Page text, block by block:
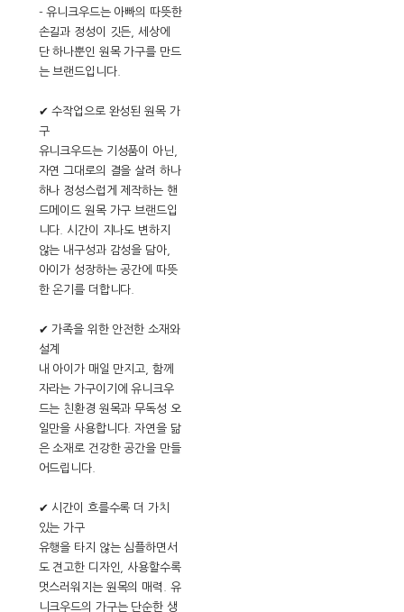
- 유니크우드는 아빠의 따뜻한
손길과 정성이 깃든, 세상에
단 하나뿐인 원목 가구를 만드
는 브랜드입니다.
✔ 수작업으로 완성된 원목 가
구
유니크우드는 기성품이 아닌,
자연 그대로의 결을 살려 하나
하나 정성스럽게 제작하는 핸
드메이드 원목 가구 브랜드입
니다. 시간이 지나도 변하지
않는 내구성과 감성을 담아,
아이가 성장하는 공간에 따뜻
한 온기를 더합니다.
✔ 가족을 위한 안전한 소재와
설계
내 아이가 매일 만지고, 함께
자라는 가구이기에 유니크우
드는 친환경 원목과 무독성 오
일만을 사용합니다. 자연을 닮
은 소재로 건강한 공간을 만들
어드립니다.
✔ 시간이 흐를수록 더 가치
있는 가구
유행을 타지 않는 심플하면서
도 견고한 디자인, 사용할수록
멋스러워지는 원목의 매력. 유
니크우드의 가구는 단순한 생